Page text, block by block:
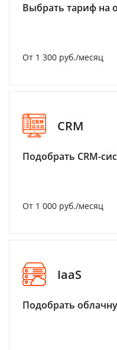
Выбрать тариф на
От 1 300 руб./месяц
CRM
Подобрать CRM-
От 1 000 руб./месяц
IaaS
Подобрать